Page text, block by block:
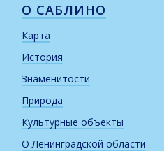
О САБЛИНО
Карта
История
Знаменитости
Природа
Культурные объекты
О Ленинградской области